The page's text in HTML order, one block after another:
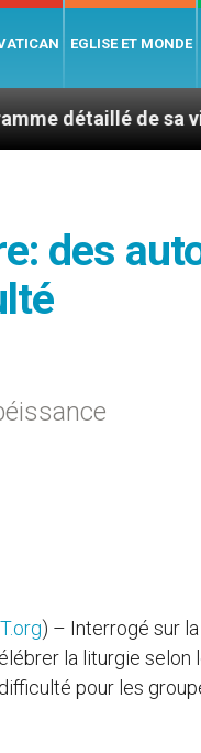
EGLISE ET MONDE
sa visite en
des
) – Interrogé sur
la liturgie selon
pour les